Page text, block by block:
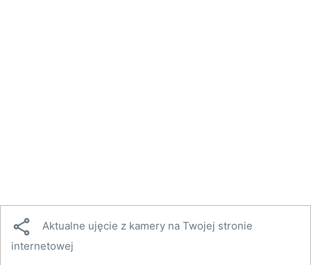

Aktualne ujęcie z kamery na Twojej stronie
internetowej